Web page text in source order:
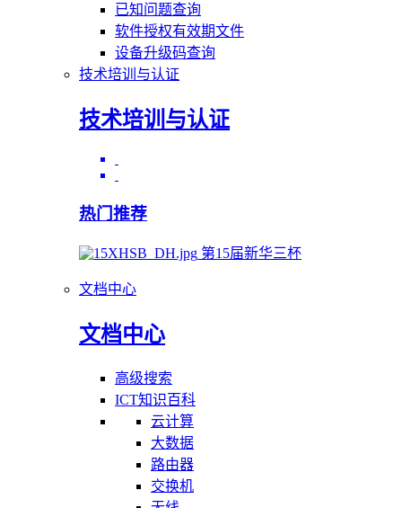
已知问题查询
软件授权有效期文件
设备升级码查询
技术培训与认证
技术培训与认证
热门推荐
第15届新华三杯
文档中心
文档中心
高级搜索
ICT知识百科
云计算
大数据
路由器
交换机